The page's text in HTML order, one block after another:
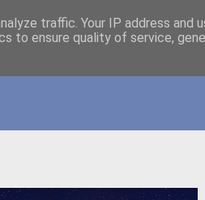
traffic. Your IP address and
to ensure quality of service,